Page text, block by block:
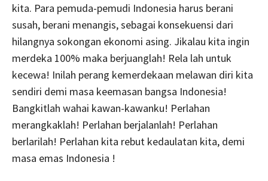
kita. Para pemuda-pemudi Indonesia harus berani
susah, berani menangis, sebagai konsekuensi dari
hilangnya sokongan ekonomi asing. Jikalau kita ingin
merdeka 100% maka berjuanglah! Rela lah untuk
kecewa! Inilah perang kemerdekaan melawan diri kita
sendiri demi masa keemasan bangsa Indonesia!
Bangkitlah wahai kawan-kawanku! Perlahan
merangkaklah! Perlahan berjalanlah! Perlahan
berlarilah! Perlahan kita rebut kedaulatan kita, demi
masa emas Indonesia !